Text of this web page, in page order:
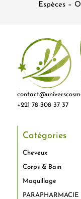
Espèces –
+221 78 308 37 37
Catégories
Cheveux
Corps & Bain
Maquillage
PARAPHARMACIE